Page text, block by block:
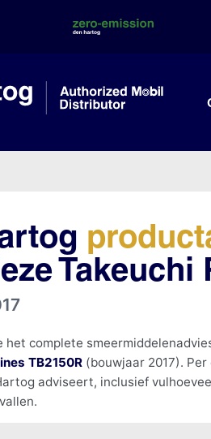
het complete
TB2150R(bouwjaar 2017). Per
adviseert, inclusief